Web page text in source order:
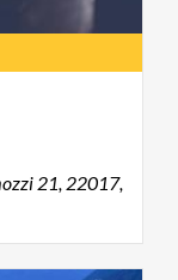
21, 22017,